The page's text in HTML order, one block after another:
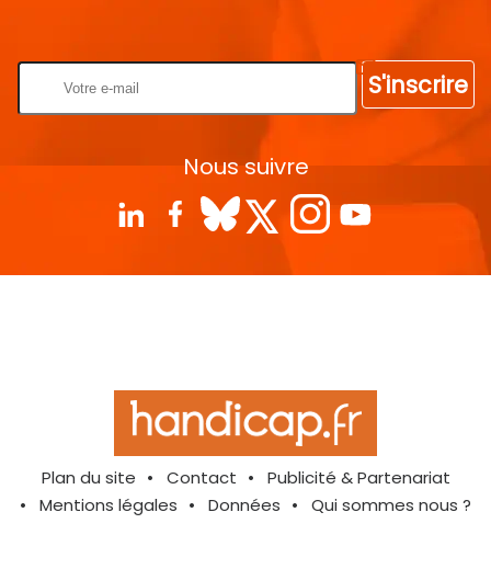
S'inscrire
Nous suivre
Plan du site Contact
Publicité & Partenariat
Mentions légales
Données Qui sommes nous ?